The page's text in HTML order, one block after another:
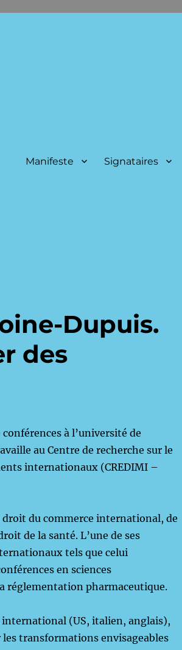
Manifeste Signataires
Dupuis.
des
à l’université de
au Centre de recherche sur le
internationaux (CREDIMI –
droit du commerce international, de
de la santé. L’une de ses
tels que celui
en sciences
réglementation pharmaceutique.
international (US, italien, anglais),
transformations envisageables